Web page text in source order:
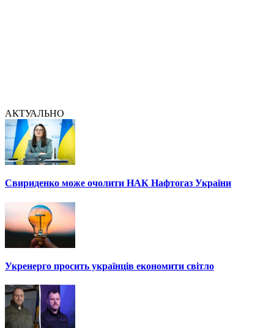
АКТУАЛЬНО
Свириденко може очолити НАК Нафтогаз України
Укренерго просить українців економити світло